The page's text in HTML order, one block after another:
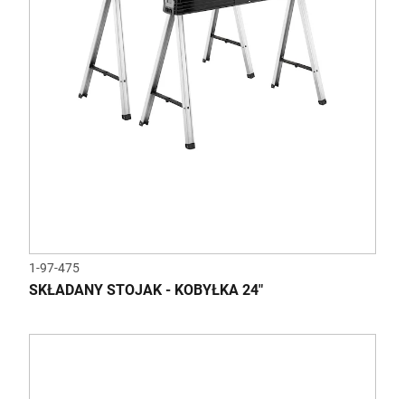
1-97-475
SKŁADANY STOJAK - KOBYŁKA 24"